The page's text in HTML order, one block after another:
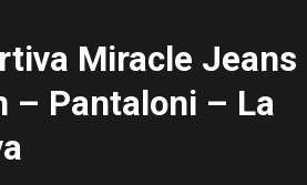
Miracle Jeans
– Pantaloni – La